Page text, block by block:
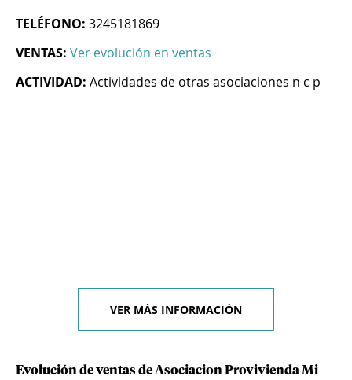
TELÉFONO: 3245181869
VENTAS: Ver evolución en ventas
ACTIVIDAD: Actividades de otras asociaciones n c p
VER MÁS INFORMACIÓN
Evolución de ventas de Asociacion Provivienda Mi